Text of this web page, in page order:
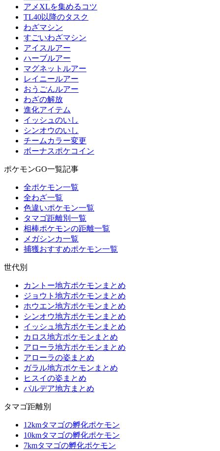
アメXLを集めるコツ
TL40以降のタスク
わざマシン
すごいわざマシン
アイスルアー
ハーブルアー
マグネットルアー
レイニールアー
おうごんルアー
わざの解放
進化アイテム
イッシュのいし
シンオウのいし
チームカラー変更
ボーナスポケコイン
ポケモンGO一覧記事
全ポケモン一覧
全わざ一覧
色違いポケモン一覧
タマゴ距離別一覧
相棒ポケモンの距離一覧
メガシンカ一覧
捕獲おすすめポケモン一覧
世代別
カントー地方ポケモンまとめ
ジョウト地方ポケモンまとめ
ホウエン地方ポケモンまとめ
シンオウ地方ポケモンまとめ
イッシュ地方ポケモンまとめ
カロス地方ポケモンまとめ
アローラ地方ポケモンまとめ
アローラの姿まとめ
ガラル地方ポケモンまとめ
ヒスイの姿まとめ
パルデア地方まとめ
タマゴ距離別
12kmタマゴの孵化ポケモン
10kmタマゴの孵化ポケモン
7kmタマゴの孵化ポケモン